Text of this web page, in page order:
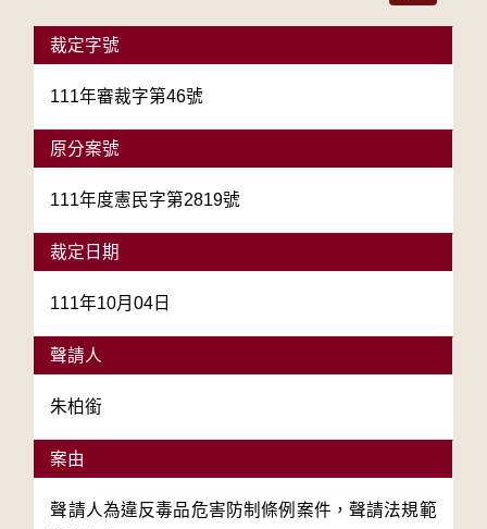
裁定字號
111年審裁字第46號
原分案號
111年度憲民字第2819號
裁定日期
111年10月04日
聲請人
朱柏銜
案由
聲請人為違反毒品危害防制條例案件，聲請法規範